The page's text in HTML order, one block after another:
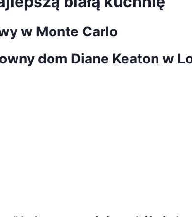
w Monte Carlo
dom Diane Keaton w